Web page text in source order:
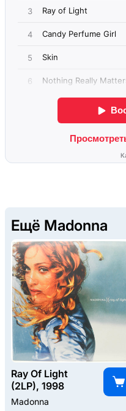
Ещё Madonna
Ray Of Light
(2LP), 1998
Madonna